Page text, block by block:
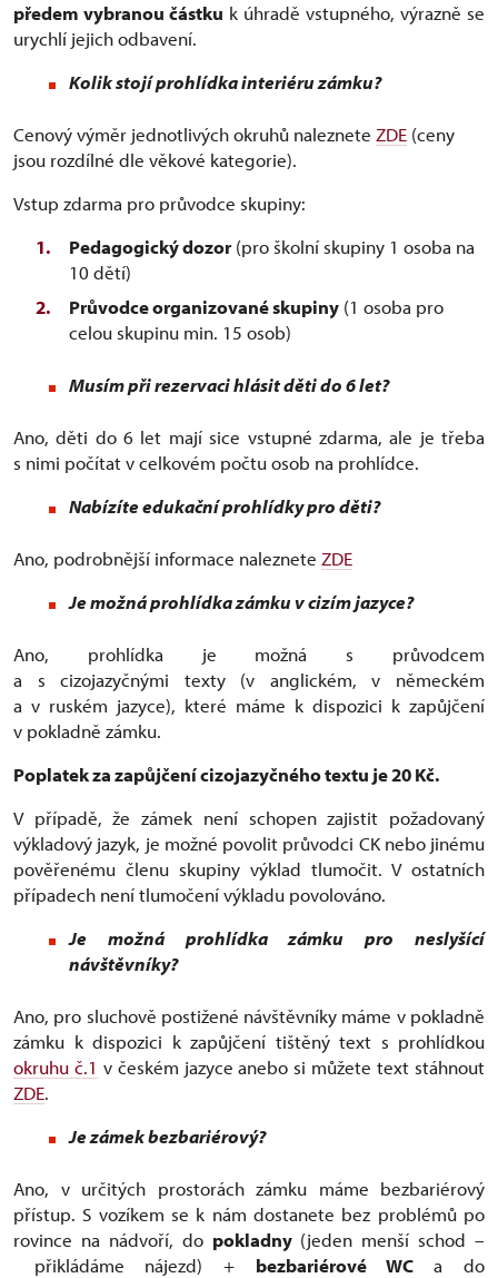
předem vybranou částku k úhradě vstupného, výrazně se
urychlí jejich odbavení.
Kolik stojí prohlídka interiéru zámku?
Cenový výměr jednotlivých okruhů naleznete ZDE (ceny
jsou rozdílné dle věkové kategorie).
Vstup zdarma pro průvodce skupiny:
Pedagogický dozor(pro školní skupiny 1 osoba na
10 dětí)
Průvodce organizované skupiny (1 osoba pro
celou skupinu min. 15 osob)
Musím při rezervaci hlásit děti do 6 let?
Ano, děti do 6 let mají sice vstupné zdarma, ale je třeba
s nimi počítat v celkovém počtu osob na prohlídce.
Nabízíte edukační prohlídky pro děti?
Ano, podrobnější informace naleznete ZDE
Je možná prohlídka zámku v cizím jazyce?
Ano, prohlídka je možná s průvodcem
a s cizojazyčnými texty (v anglickém, v německém
a v ruském jazyce), které máme k dispozici k zapůjčení
v pokladně zámku.
Poplatek za zapůjčení cizojazyčného textu je 20 Kč.
V případě, že zámek není schopen zajistit požadovaný
výkladový jazyk, je možné povolit průvodci CK nebo jinému
pověřenému členu skupiny výklad tlumočit. V ostatních
případech není tlumočení výkladu povolováno.
Je možná prohlídka zámku pro neslyšící
návštěvníky?
Ano, pro sluchově postižené návštěvníky máme v pokladně
zámku k dispozici k zapůjčení tištěný text s prohlídkou
okruhu č.1 v českém jazyce anebo si můžete text stáhnout
ZDE.
Je zámek bezbariérový?
Ano, v určitých prostorách zámku máme bezbariérový
přístup. S vozíkem se k nám dostanete bez problémů po
rovince na nádvoří, do pokladny(jeden menší schod –
přikládáme nájezd) + bezbariérové WCa do